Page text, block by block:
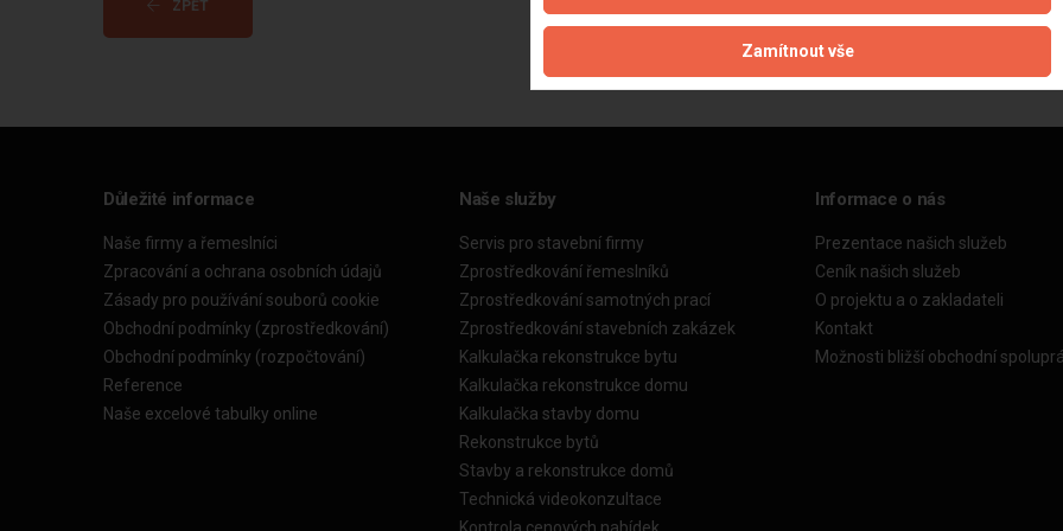
ZPĚT
Důležité informace
Naše firmy a řemeslníci
Zpracování a ochrana osobních údajů
Zásady pro používání souborů cookie
Obchodní podmínky (zprostředkování)
Obchodní podmínky (rozpočtování)
Reference
Naše excelové tabulky online
Naše služby
Servis pro stavební firmy
Zprostředkování řemeslníků
Zprostředkování samotných prací
Zprostředkování stavebních zakázek
Kalkulačka rekonstrukce bytu
Kalkulačka rekonstrukce domu
Kalkulačka stavby domu
Rekonstrukce bytů
Stavby a rekonstrukce domů
Technická videokonzultace
Kontrola cenových nabídek
Informace o nás
Prezentace našich služeb
Ceník našich služeb
O projektu a o zakladateli
Kontakt
Možnosti bližší obchodní
Zamítnout vše